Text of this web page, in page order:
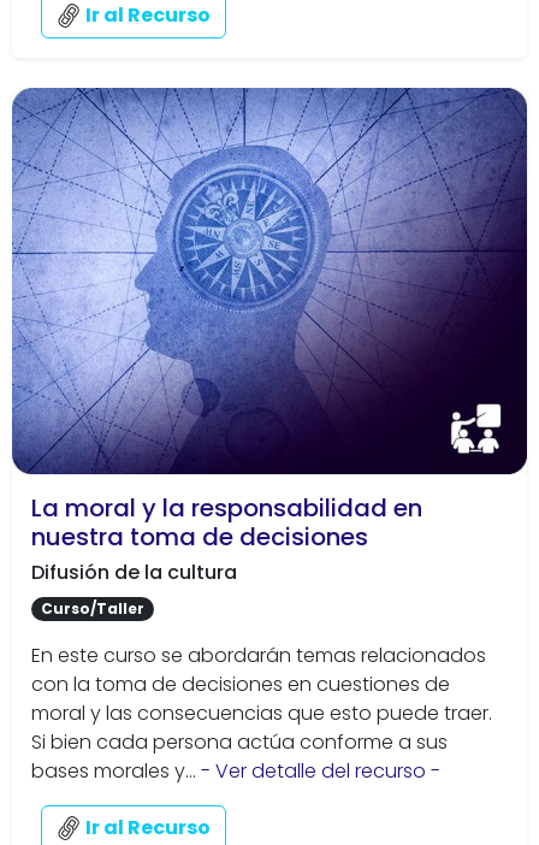
Ir al Recurso
La moral y la responsabilidad en
nuestra toma de decisiones
Difusión de la cultura
Curso/Taller
En este curso se abordarán temas relacionados
con la toma de decisiones en cuestiones de
moral y las consecuencias que esto puede traer.
Si bien cada persona actúa conforme a sus
bases morales y... - Ver detalle del recurso -
Ir al Recurso